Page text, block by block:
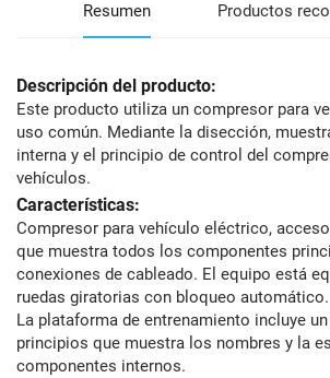
Resumen Productos
Descripción del producto:
Este producto utiliza un compresor para
uso común. Mediante la disección,
interna y el principio de control del
vehículos.
Características:
Compresor para vehículo eléctrico,
que muestra todos los componentes
conexiones de cableado. El equipo está
ruedas giratorias con bloqueo automático.
La plataforma de entrenamiento incluye
principios que muestra los nombres y la
componentes internos.